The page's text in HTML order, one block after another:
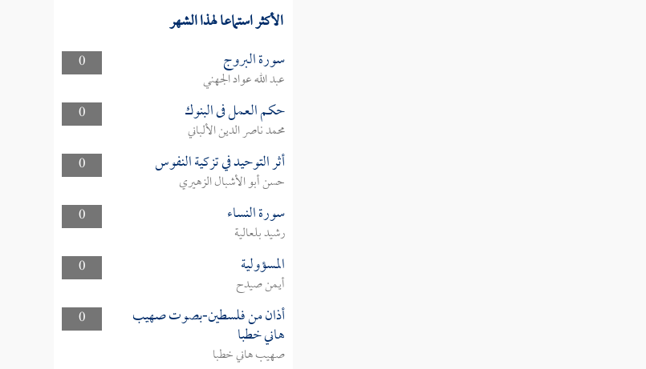
الأكثر استماعا لهذا الشهر
0 سورة البروج
عبد الله عواد الجهني
0
حكم العمل فى البنوك
محمد ناصر الدين الألباني
0
أثر التوحيد في تزكية النفوس
حسن أبو الأشبال الزهيري
0
سورة النساء
رشيد بلعالية
0
المسؤولية
أيمن صيدح
0
أذان من فلسطين-بصوت صهيب
هاني خطبا
صهيب هاني خطبا